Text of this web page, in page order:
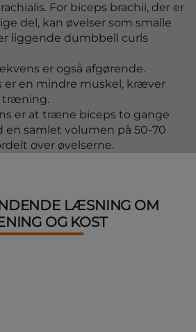
For biceps brachii, der er
del, kan øvelser som smalle
liggende dumbbell curls
er også afgørende.
er en mindre muskel, kræver
træning.
er at træne biceps to gange
en samlet volumen på 50-70
over øvelserne.
LÆSNING OM
OG KOST